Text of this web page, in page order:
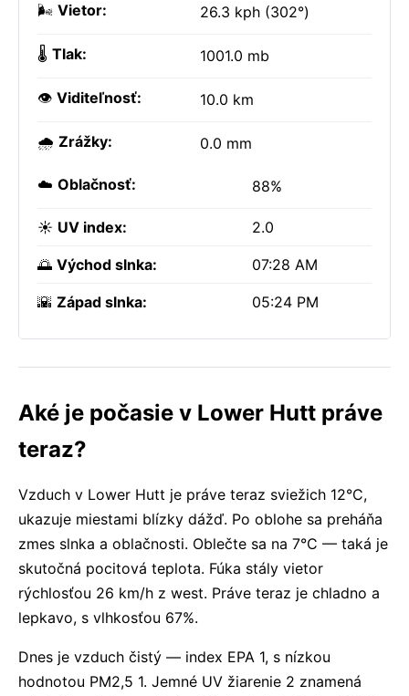
🌬️ Vietor: 26.3 kph (302°)
🌡️ Tlak: 1001.0 mb
👁️ Viditeľnosť: 10.0 km
🌧️ Zrážky: 0.0 mm
☁️ Oblačnosť: 88%
☀️ UV index: 2.0
🌅 Východ slnka: 07:28 AM
🌇 Západ slnka: 05:24 PM
Aké je počasie v Lower Hutt práve
teraz?
Vzduch v Lower Hutt je práve teraz sviežich 12°C,
ukazuje miestami blízky dážď. Po oblohe sa preháňa
zmes slnka a oblačnosti. Oblečte sa na 7°C — taká je
skutočná pocitová teplota. Fúka stály vietor
rýchlosťou 26 km/h z west. Práve teraz je chladno a
lepkavo, s vlhkosťou 67%.
Dnes je vzduch čistý — index EPA 1, s nízkou
hodnotou PM2,5 1. Jemné UV žiarenie 2 znamená